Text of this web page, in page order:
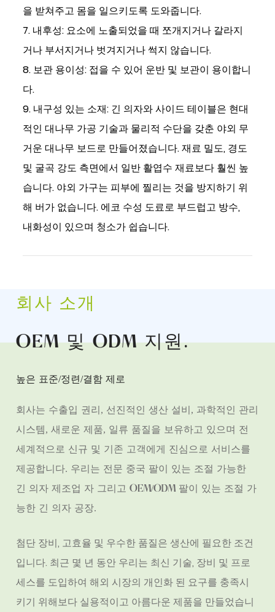
을 받쳐주고 몸을 일으키도록 도와줍니다.
7. 내후성: 요소에 노출되었을 때 쪼개지거나 갈라지
거나 부서지거나 벗겨지거나 썩지 않습니다.
8. 보관 용이성: 접을 수 있어 운반 및 보관이 용이합니
다.
9. 내구성 있는 소재: 긴 의자와 사이드 테이블은 현대
적인 대나무 가공 기술과 물리적 수단을 갖춘 야외 무
거운 대나무 보드로 만들어졌습니다. 재료 밀도, 경도
및 굴곡 강도 측면에서 일반 활엽수 재료보다 훨씬 높
습니다. 야외 가구는 피부에 찔리는 것을 방지하기 위
해 버가 없습니다. 에코 수성 도료로 부드럽고 방수,
내화성이 있으며 청소가 쉽습니다.
회사 소개
OEM 및 ODM 지원.
높은 표준/정련/결함 제로
회사는 수출입 권리, 선진적인 생산 설비, 과학적인 관리
시스템, 새로운 제품, 일류 품질을 보유하고 있으며 전
세계적으로 신규 및 기존 고객에게 진심으로 서비스를
제공합니다. 우리는 전문 중국 팔이 있는 조절 가능한
긴 의자 제조업 자 그리고OEM/ODM 팔이 있는 조절 가
능한 긴 의자 공장.
첨단 장비, 고효율 및 우수한 품질은 생산에 필요한 조건
입니다. 최근 몇 년 동안 우리는 최신 기술, 장비 및 프로
세스를 도입하여 해외 시장의 개인화 된 요구를 충족시
키기 위해보다 실용적이고 아름다운 제품을 만들었습니